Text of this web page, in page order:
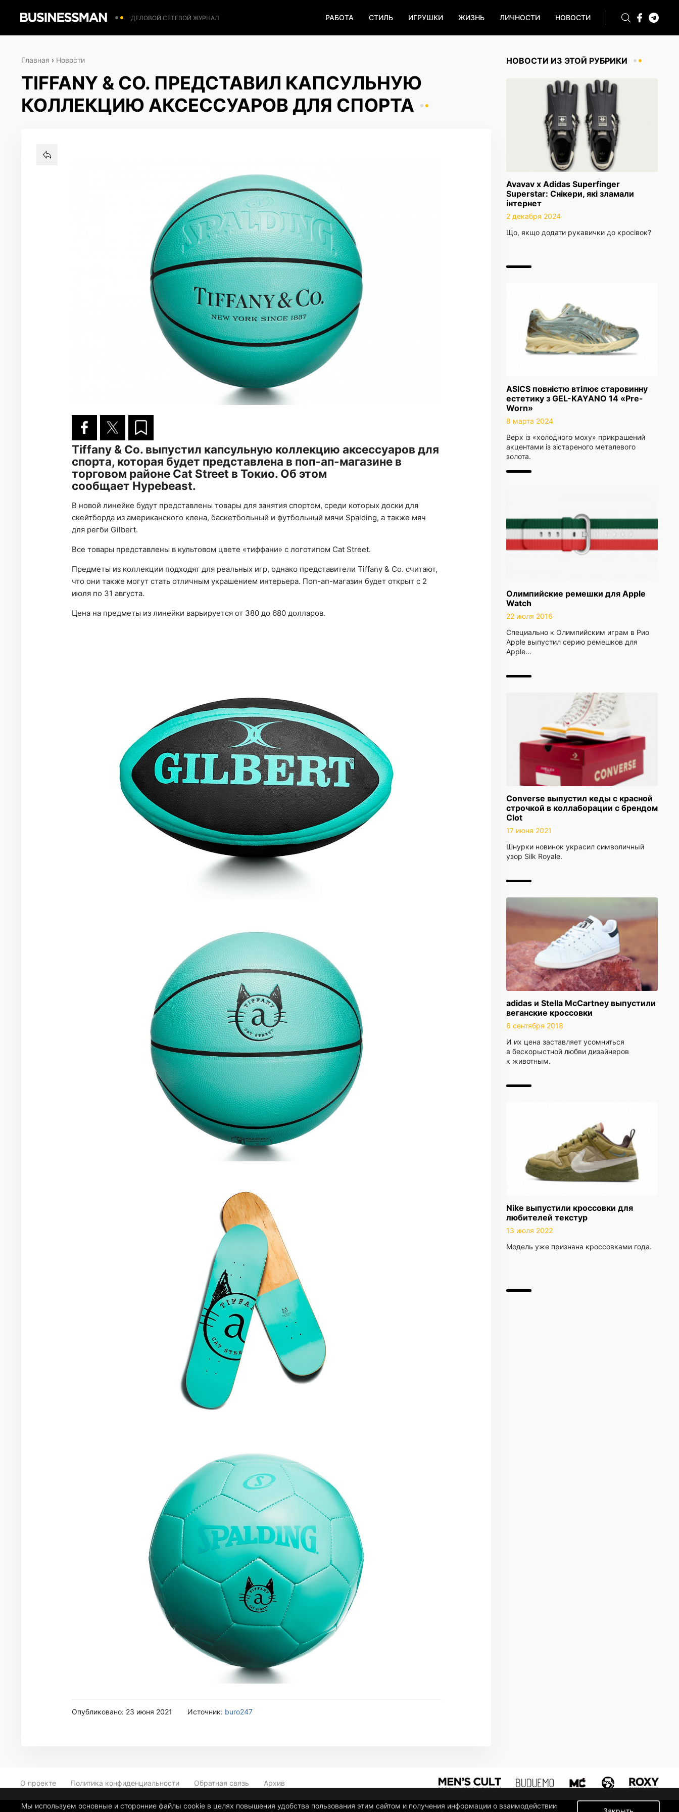
ДЕЛОВОЙ СЕТЕВОЙ ЖУРНАЛ РАБОТА СТИЛЬ ИГРУШКИ ЖИЗНЬ ЛИЧНОСТИ НОВОСТИ
НОВОСТИ ИЗ ЭТОЙ РУБРИКИ
Avavav x Adidas Superfinger
Superstar: Снікери, які зламали
інтернет
2 декабря 2024
Що, якщо додати рукавички до кросівок?
ASICS повністю втілює старовинну
естетику з GEL-KAYANO 14 «Pre-
Worn»
8 марта 2024
Верх із «холодного моху» прикрашений
акцентами із зістареного металевого
золота.
Олимпийские ремешки для Apple
Watch
22 июля 2016
Специально к Олимпийским играм в Рио
Apple выпустил серию ремешков для
Apple…
Converse выпустил кеды с красной
строчкой в коллаборации с брендом
Clot
17 июня 2021
Шнурки новинок украсил символичный
узор Silk Royale.
adidas и Stella McCartney выпустили
веганские кроссовки
6 сентября 2018
И их цена заставляет усомниться
в бескорыстной любви дизайнеров
к животным.
Nike выпустили кроссовки для
любителей текстур
13 июля 2022
Модель уже признана кроссовками года.
Главная › Новости
TIFFANY & CO. ПРЕДСТАВИЛ КАПСУЛЬНУЮ
КОЛЛЕКЦИЮ АКСЕССУАРОВ ДЛЯ СПОРТА
Tiffany & Co. выпустил капсульную коллекцию аксессуаров для
спорта, которая будет представлена в поп-ап-магазине в
торговом районе Cat Street в Токио. Об этом
сообщает Hypebeast.
В новой линейке будут представлены товары для занятия спортом, среди которых доски для
скейтборда из американского клена, баскетбольный и футбольный мячи Spalding, а также мяч
для регби Gilbert.
Все товары представлены в культовом цвете «тиффани» с логотипом Cat Street.
Предметы из коллекции подходят для реальных игр, однако представители Tiffany & Co. считают,
что они также могут стать отличным украшением интерьера. Поп-ап-магазин будет открыт с 2
июля по 31 августа.
Цена на предметы из линейки варьируется от 380 до 680 долларов.
Опубликовано: 23 июня 2021 Источник: buro247
О проекте Политика конфиденциальности Обратная связь Архив
Мы используем основные и сторонние файлы cookie в целях повышения удобства пользования этим сайтом и получения информации о взаимодействии